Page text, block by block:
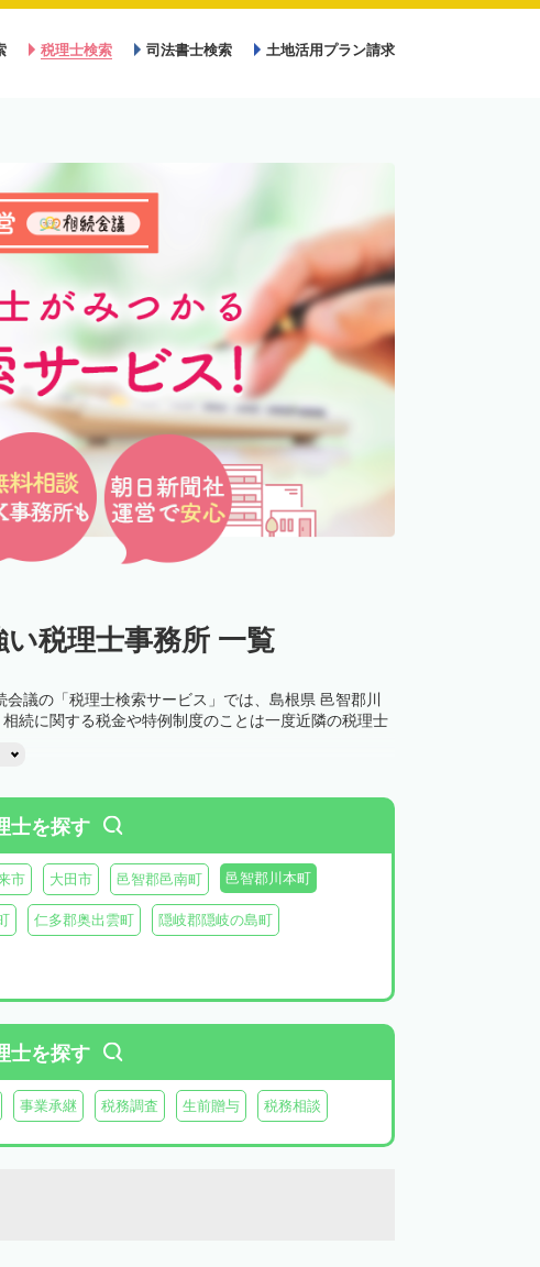
税理士検索 司法書士検索 土地活用プラン請求
税理士事務所 一覧
議の「税理士検索サービス」では、島根県 邑智郡川
続に関する税金や特例制度のことは一度近隣の税理士
士を探す
市 大田市 邑智郡邑南町 邑智郡川本町
仁多郡奥出雲町 隠岐郡隠岐の島町
士を探す
事業承継 税務調査 生前贈与 税務相談